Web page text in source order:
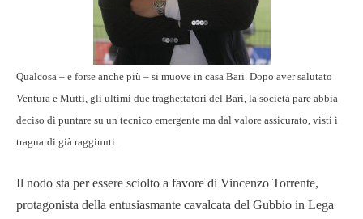
Qualcosa – e forse anche più – si muove in casa Bari. Dopo aver salutato
Ventura e Mutti, gli ultimi due traghettatori del Bari, la società pare abbia
deciso di puntare su un tecnico emergente ma dal valore assicurato, visti i
traguardi già raggiunti.
Il nodo sta per essere sciolto a favore di Vincenzo Torrente,
protagonista della entusiasmante cavalcata del Gubbio in Lega